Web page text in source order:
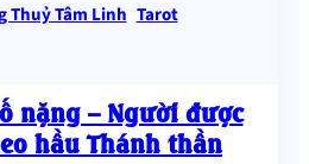
Thuỷ Tâm Linh Tarot
nặng – Người được
hầu Thánh thần